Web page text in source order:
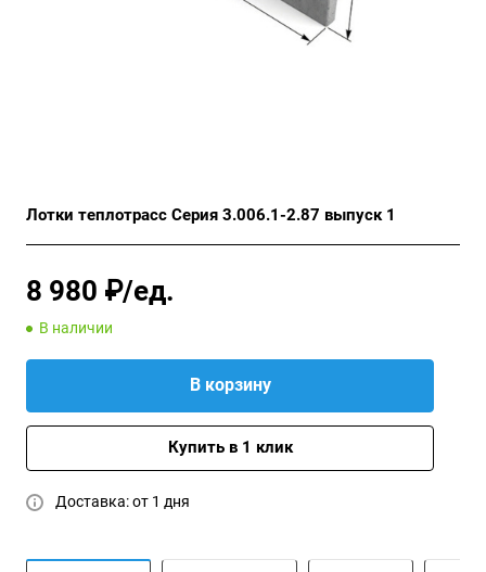
Лотки теплотрасс Серия 3.006.1-2.87 выпуск 1
8 980 ₽/ед.
В наличии
В корзину
Купить в 1 клик
Доставка: от 1 дня